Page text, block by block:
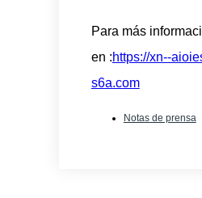
Para más
en :https://xn--
s6a.com
Notas de prensa